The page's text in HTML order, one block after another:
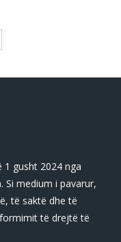
gusht 2024 nga
Si medium i pavarur,
të saktë dhe të
të drejtë të